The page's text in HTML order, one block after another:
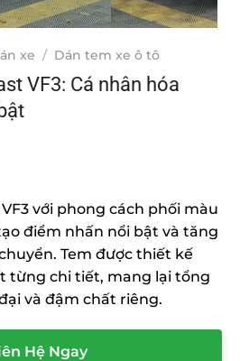
xe / Dán tem xe ô tô
VF3: Cá nhân hóa
với phong cách phối màu
điểm nhấn nổi bật và tăng
Tem được thiết kế
từng chi tiết, mang lại tổng
và đậm chất riêng.
Hệ Ngay